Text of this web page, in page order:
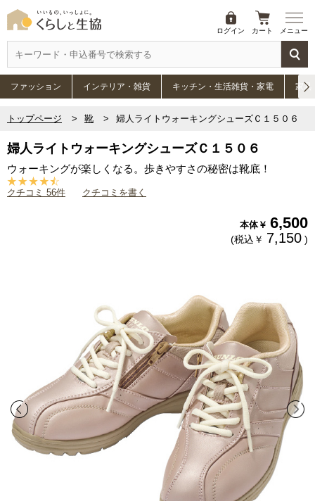
ログイン カート メニュー
ファッション インテリア・雑貨 キッチン・生活雑貨・家電 家具
トップページ 靴 婦人ライトウォーキングシューズＣ１５０６
婦人ライトウォーキングシューズＣ１５０６
ウォーキングが楽しくなる。歩きやすさの秘密は靴底！
クチコミ 56件 クチコミを書く
本体￥ 6,500
(税込￥ 7,150 )